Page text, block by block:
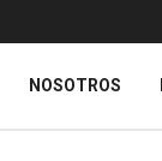
NOSOTROS